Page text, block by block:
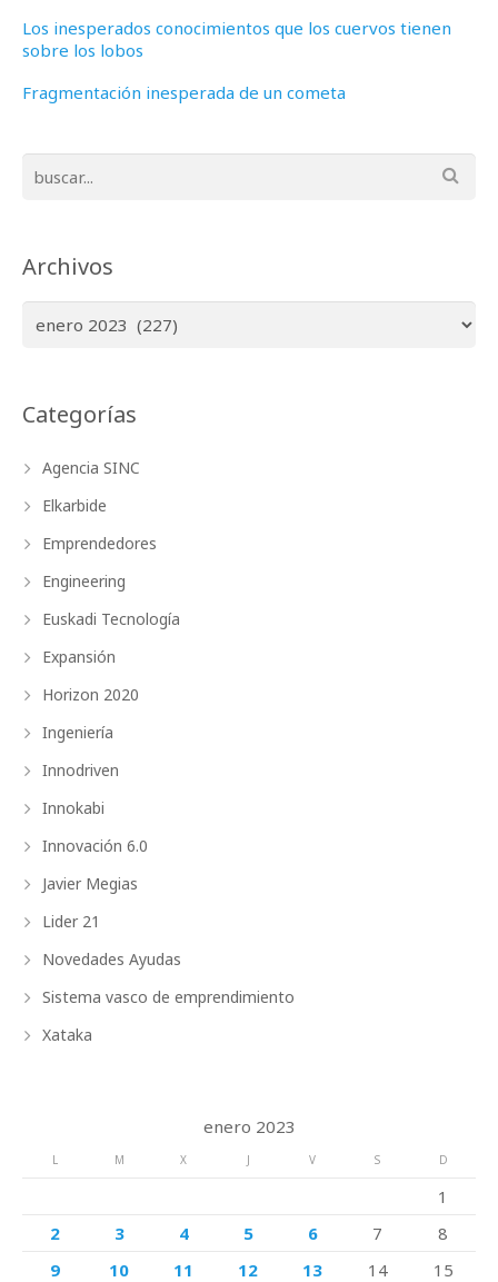
Los inesperados conocimientos que los cuervos tienen
sobre los lobos
Fragmentación inesperada de un cometa
Archivos
Categorías
Agencia SINC
Elkarbide
Emprendedores
Engineering
Euskadi Tecnología
Expansión
Horizon 2020
Ingeniería
Innodriven
Innokabi
Innovación 6.0
Javier Megias
Lider 21
Novedades Ayudas
Sistema vasco de emprendimiento
Xataka
enero 2023
L M X J V S D
1
2
3 4 5 6 7
8
9
10 11 12 13 14 15